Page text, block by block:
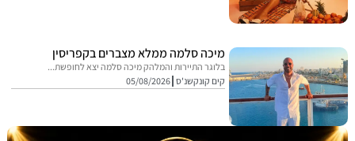
מיכה סלמה ממלא מצברים בקפריסין
בלוגר התיירות והמלהק מיכה סלמה יצא לחופשת...
קים קונקשנ'ס 05/08/2026